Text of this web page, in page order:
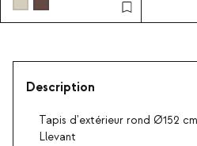
Description
Tapis d'extérieur rond Ø152
Llevant